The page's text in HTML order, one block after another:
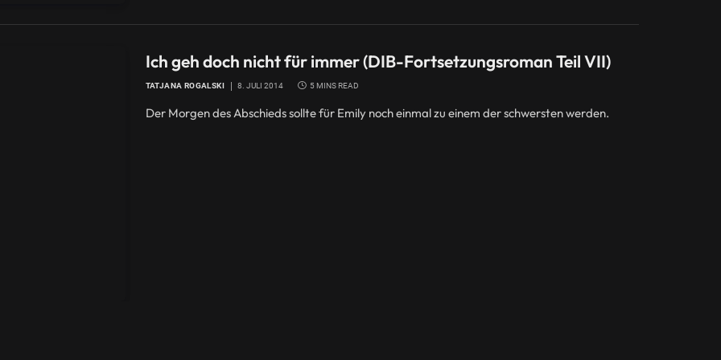
Ich geh doch nicht für immer (DIB-Fortsetzungsroman Teil VII)
TATJANA ROGALSKI 8. JULI 2014 5 MINS READ
Der Morgen des Abschieds sollte für Emily noch einmal zu einem der schwersten werden.